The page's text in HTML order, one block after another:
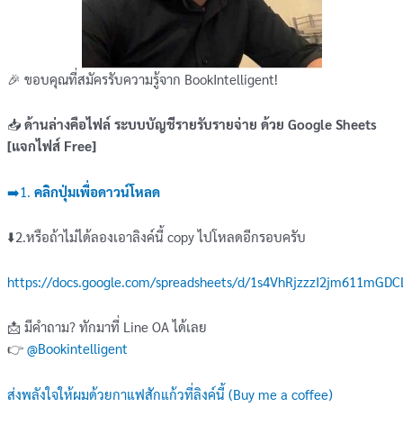
🎉 ขอบคุณที่สมัครรับความรู้จาก BookIntelligent!
📥ด้านล่างคือไฟล์ ระบบบัญชีรายรับรายจ่าย ด้วย Google Sheets
[แจกไฟส์ Free]
➡️1.คลิกปุ่มเพื่อดาวน์โหลด
⬇️2.หรือถ้าไม่ได้ลองเอาลิงค์นี้ copy ไปโหลดอีกรอบครับ
https://docs.google.com/spreadsheets/d/
📩 มีคำถาม? ทักมาที่ Line OA ได้เลย
👉@Bookintelligent
ส่งพลังใจให้ผมด้วยกาแฟสักแก้วที่ลิงค์นี้ (Buy me a coffee)